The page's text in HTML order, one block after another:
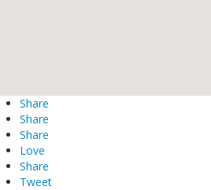
Share
Share
Share
Love
Share
Tweet